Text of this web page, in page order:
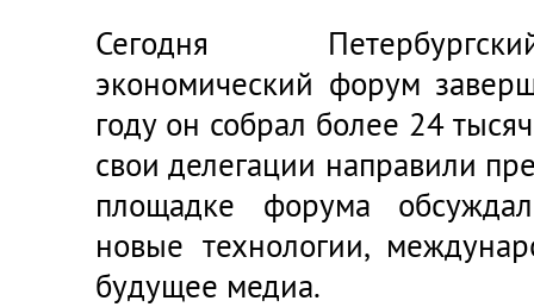
Сегодня
экономический форум
году он собрал более 24
свои делегации направили
площадке форума
новые технологии,
будущее медиа.